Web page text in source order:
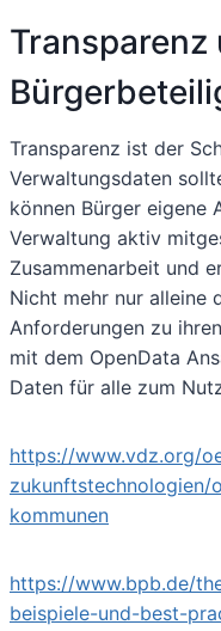
Transparenz
Transparenz ist der
Verwaltungsdaten
können Bürger eigene
Verwaltung aktiv
Zusammenarbeit und
Nicht mehr nur alleine
Anforderungen zu
mit dem OpenData
Daten für alle zum
https://www.vdz.org/
kommunen
https://www.bpb.de/
beispiele-und-best-